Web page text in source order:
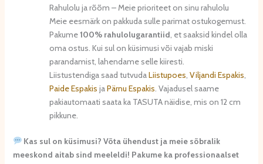
Rahulolu ja rõõm – Meie prioriteet on sinu rahulolu
Meie eesmärk on pakkuda sulle parimat ostukogemust.
Pakume100% rahulolugarantiid, et saaksid kindel olla
oma ostus. Kui sul on küsimusi või vajab miski
parandamist, lahendame selle kiiresti.
Liistustendiga saad tutvudaLiistupoes, Viljandi Espakis,
Paide Espakis jaPärnu Espakis. Vajadusel saame
pakiautomaati saata ka TASUTA näidise, mis on 12 cm
pikkune.
Kas sul on küsimusi? Võta ühendust ja meie sõbralik
meeskond aitab sind meeleldi! Pakume ka professionaalset